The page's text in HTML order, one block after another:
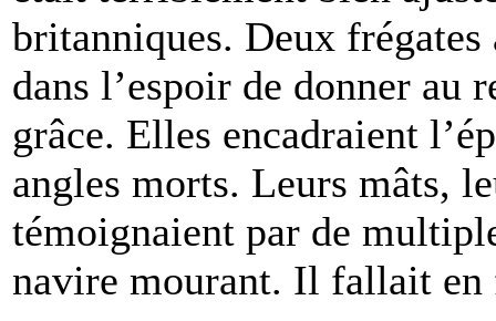
britanniques. Deux frégates
dans l’espoir de donner au
grâce. Elles encadraient
angles morts. Leurs mâts,
témoignaient par de
navire mourant. Il fallait